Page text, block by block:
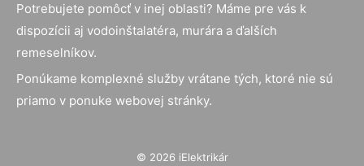
Potrebujete pomôcť v inej oblasti? Máme pre vás k
dispozícii aj vodoinštalatéra, murára a ďalších
remeselníkov.
Ponúkame komplexné služby vrátane tých, ktoré nie sú
priamo v ponuke webovej stránky.
© 2026 iElektrikár